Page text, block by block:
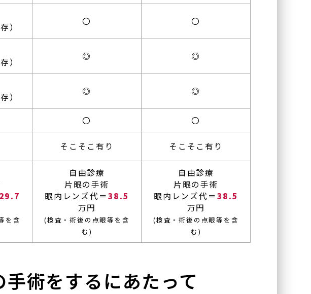
大阪府守口市京阪本通
2-2-4
ハナテンミライ眼科
〒538-0044
ヴェルデ放出駅前 3F
）
〇 〇
）
◎ ◎
）
◎ ◎
〇
〇
そこそこ有り そこそこ有り
29.7
を含
自由診療
片眼の手術
眼内レンズ代＝38.5
万円
(検査・術後の点眼等を含
む)
自由診療
片眼の手術
眼内レンズ代＝38.5
万円
(検査・術後の点眼等を含
む)
術をするにあたって